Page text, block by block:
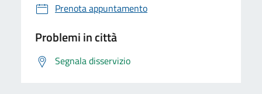
Prenota appuntamento
Problemi in città
Segnala disservizio